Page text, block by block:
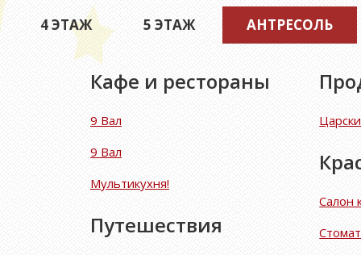
4 ЭТАЖ
5 ЭТАЖ АНТРЕСОЛЬ
Кафе и рестораны
9 Вал
9 Вал
Мультикухня!
Путешествия
Салон